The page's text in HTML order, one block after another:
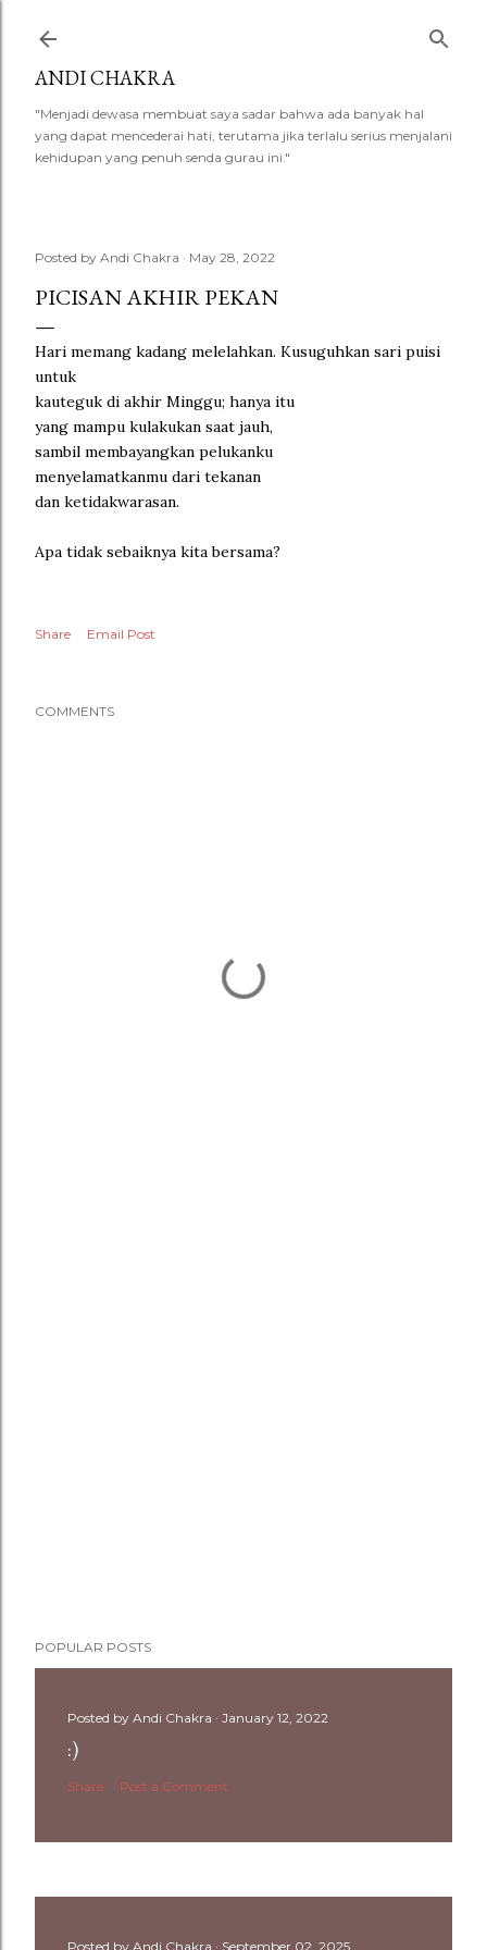
ANDI CHAKRA
"Menjadi dewasa membuat saya sadar bahwa ada banyak hal
yang dapat mencederai hati, terutama jika terlalu serius menjalani
kehidupan yang penuh senda gurau ini."
Posted by Andi Chakra May 28, 2022
PICISAN AKHIR PEKAN
Hari memang kadang melelahkan. Kusuguhkan sari puisi
untuk
kauteguk di akhir Minggu; hanya itu
yang mampu kulakukan saat jauh,
sambil membayangkan pelukanku
menyelamatkanmu dari tekanan
dan ketidakwarasan.
Apa tidak sebaiknya kita bersama?
Share Email Post
COMMENTS
POPULAR POSTS
Posted by Andi Chakra January 12, 2022
:)
Share Post a Comment
Posted by Andi Chakra September 02, 2025